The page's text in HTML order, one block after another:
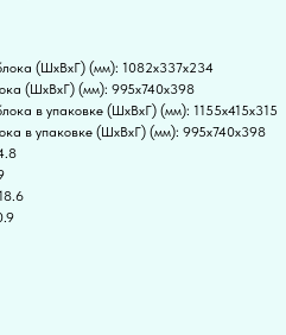
(ШxВxГ) (мм): 1082x337x234
(ШxВxГ) (мм): 995x740x398
в упаковке (ШxВxГ) (мм): 1155x415x315
в упаковке (ШxВxГ) (мм): 995x740x398